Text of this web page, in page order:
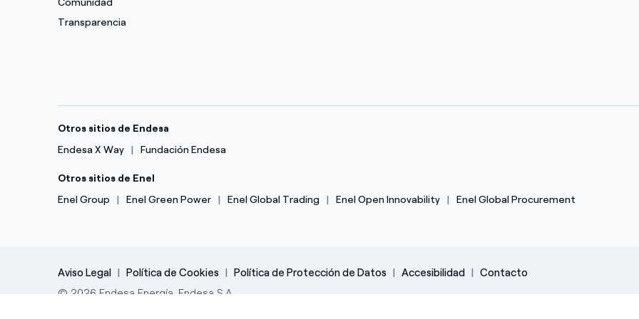
Comunidad
Transparencia
Otros sitios de Endesa
Endesa X Way
Fundación Endesa
Otros sitios de Enel
Enel Group
Enel Green Power Enel Global Trading Enel Open Innovability Enel Global Procurement
Aviso Legal Política de Cookies Política de Protección de Datos Accesibilidad
Contacto
© 2026 Endesa Energía, Endesa S.A.